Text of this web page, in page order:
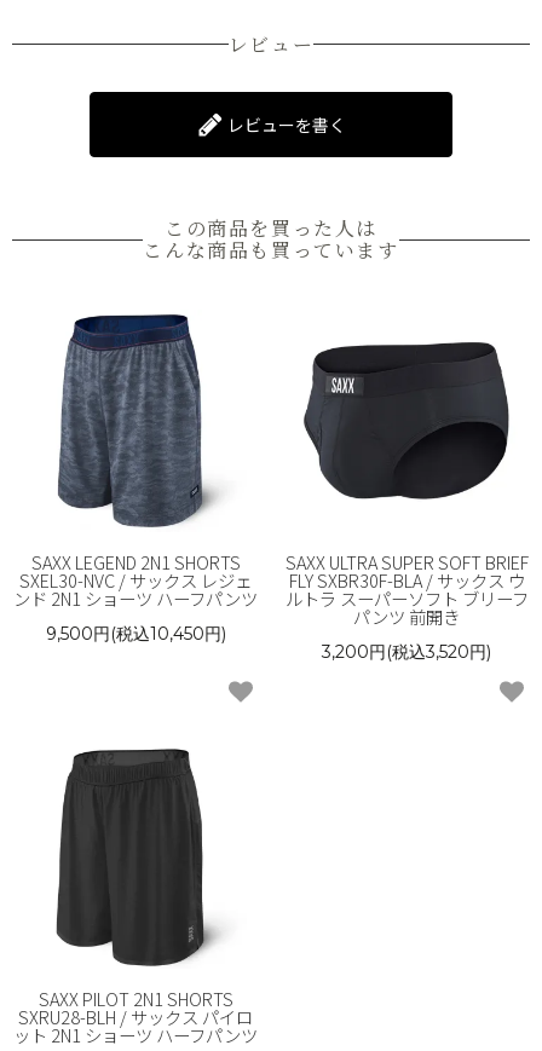
レビュー
レビューを書く
この商品を買った人は
こんな商品も買っています
SAXX LEGEND 2N1 SHORTS
SXEL30-NVC / サックス レジェ
ンド 2N1 ショーツ ハーフパンツ
9,500円(税込10,450円)
SAXX ULTRA SUPER SOFT BRIEF
FLY SXBR30F-BLA / サックス ウ
ルトラ スーパーソフト ブリーフ
パンツ 前開き
3,200円(税込3,520円)
SAXX PILOT 2N1 SHORTS
SXRU28-BLH / サックス パイロ
ット 2N1 ショーツ ハーフパンツ